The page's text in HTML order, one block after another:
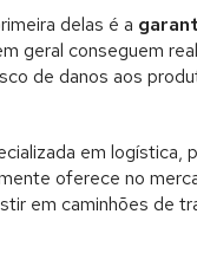
delas é a
geral conseguem
de danos aos
em logística,
oferece no
em caminhões de